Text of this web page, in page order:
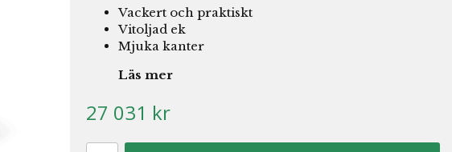
Vackert och praktiskt
Vitoljad ek
Mjuka kanter
Läs mer
27 031 kr